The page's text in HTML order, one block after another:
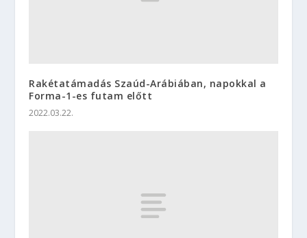
Rakétatámadás Szaúd-Arábiában, napokkal a
Forma-1-es futam előtt
2022.03.22.